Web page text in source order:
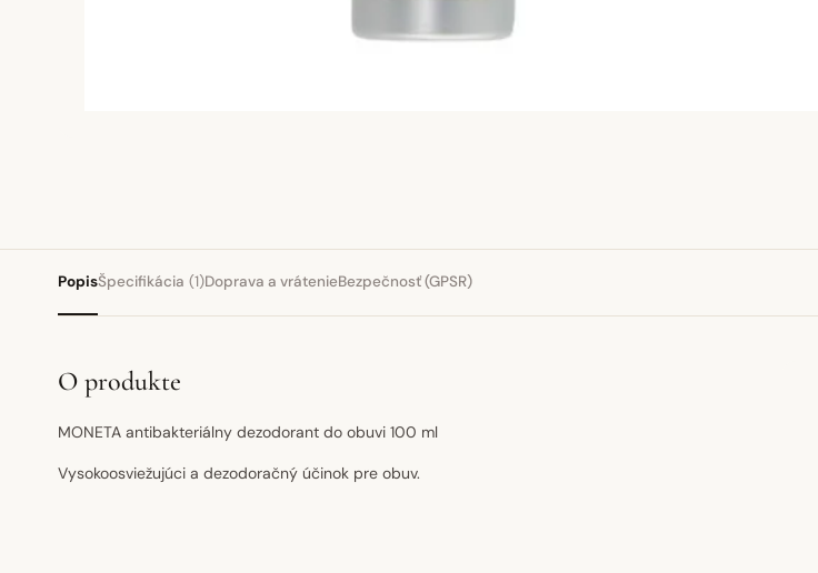
PopisŠpecifikácia (1)Doprava a vrátenieBezpečnosť (GPSR)
O produkte
MONETA antibakteriálny dezodorant do obuvi 100 ml
Vysokoosviežujúci a dezodoračný účinok pre obuv.